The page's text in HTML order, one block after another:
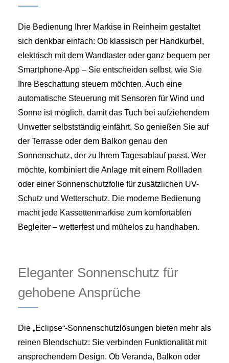
Die Bedienung Ihrer Markise in Reinheim gestaltet
sich denkbar einfach: Ob klassisch per Handkurbel,
elektrisch mit dem Wandtaster oder ganz bequem per
Smartphone-App – Sie entscheiden selbst, wie Sie
Ihre Beschattung steuern möchten. Auch eine
automatische Steuerung mit Sensoren für Wind und
Sonne ist möglich, damit das Tuch bei aufziehendem
Unwetter selbstständig einfährt. So genießen Sie auf
der Terrasse oder dem Balkon genau den
Sonnenschutz, der zu Ihrem Tagesablauf passt. Wer
möchte, kombiniert die Anlage mit einem Rollladen
oder einer Sonnenschutzfolie für zusätzlichen UV-
Schutz und Wetterschutz. Die moderne Bedienung
macht jede Kassettenmarkise zum komfortablen
Begleiter – wetterfest und mühelos zu handhaben.
Eleganter Sonnenschutz für
gehobene Ansprüche
Die „Eclipse“-Sonnenschutzlösungen bieten mehr als
reinen Blendschutz: Sie verbinden Funktionalität mit
ansprechendem Design. Ob Veranda, Balkon oder